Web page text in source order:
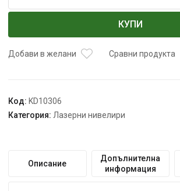
Лазерен
със
червен
КУПИ
Добави в желани Сравни продукта
Код: KD10306
Категория: Лазерни нивелири
Описание
Допълнителна
информация